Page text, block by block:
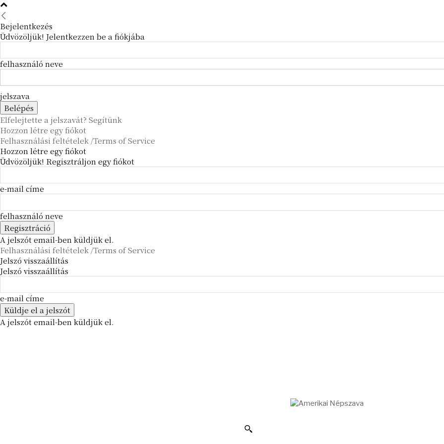
Bejelentkezés
Üdvözöljük! Jelentkezzen be a fiókjába
felhasználó neve
jelszava
Elfelejtette a jelszavát? Segítünk
Hozzon létre egy fiókot
Felhasználási feltételek /Terms of Service
Hozzon létre egy fiókot
Üdvözöljük! Regisztráljon egy fiókot
e-mail címe
felhasználó neve
A jelszót email-ben küldjük el.
Felhasználási feltételek /Terms of Service
Jelszó visszaállítás
Jelszó visszaállítás
e-mail címe
A jelszót email-ben küldjük el.